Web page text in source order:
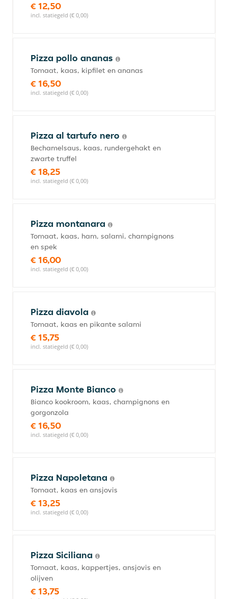
€ 12,50
incl. statiegeld (€ 0,00)
Pizza pollo ananas
Tomaat, kaas, kipfilet en ananas
€ 16,50
incl. statiegeld (€ 0,00)
Pizza al tartufo nero
Bechamelsaus, kaas, rundergehakt en
zwarte truffel
€ 18,25
incl. statiegeld (€ 0,00)
Pizza montanara
Tomaat, kaas, ham, salami, champignons
en spek
€ 16,00
incl. statiegeld (€ 0,00)
Pizza diavola
Tomaat, kaas en pikante salami
€ 15,75
incl. statiegeld (€ 0,00)
Pizza Monte Bianco
Bianco kookroom, kaas, champignons en
gorgonzola
€ 16,50
incl. statiegeld (€ 0,00)
Pizza Napoletana
Tomaat, kaas en ansjovis
€ 13,25
incl. statiegeld (€ 0,00)
Pizza Siciliana
Tomaat, kaas, kappertjes, ansjovis en
olijven
€ 13,75